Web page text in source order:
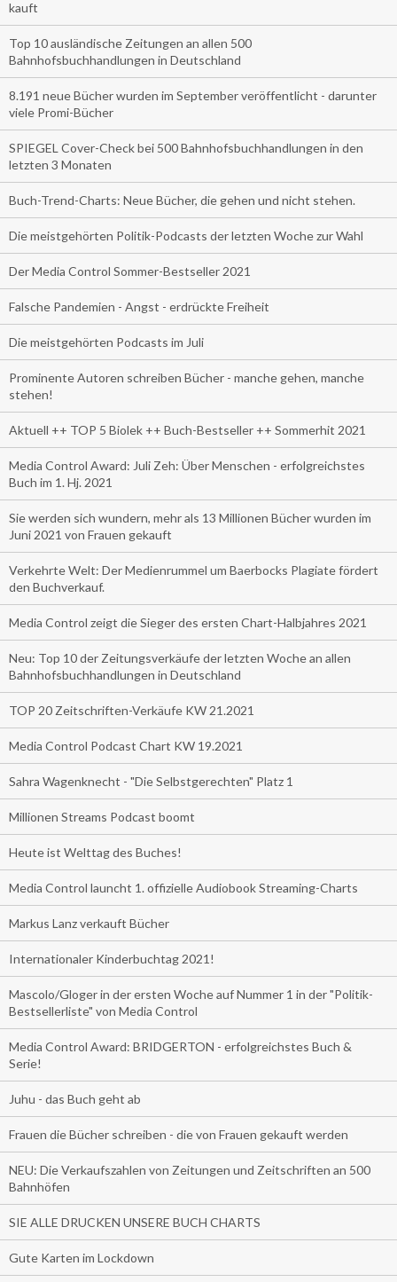
kauft
Top 10 ausländische Zeitungen an allen 500
Bahnhofsbuchhandlungen in Deutschland
8.191 neue Bücher wurden im September veröffentlicht - darunter
viele Promi-Bücher
SPIEGEL Cover-Check bei 500 Bahnhofsbuchhandlungen in den
letzten 3 Monaten
Buch-Trend-Charts: Neue Bücher, die gehen und nicht stehen.
Die meistgehörten Politik-Podcasts der letzten Woche zur Wahl
Der Media Control Sommer-Bestseller 2021
Falsche Pandemien - Angst - erdrückte Freiheit
Die meistgehörten Podcasts im Juli
Prominente Autoren schreiben Bücher - manche gehen, manche
stehen!
Aktuell ++ TOP 5 Biolek ++ Buch-Bestseller ++ Sommerhit 2021
Media Control Award: Juli Zeh: Über Menschen - erfolgreichstes
Buch im 1. Hj. 2021
Sie werden sich wundern, mehr als 13 Millionen Bücher wurden im
Juni 2021 von Frauen gekauft
Verkehrte Welt: Der Medienrummel um Baerbocks Plagiate fördert
den Buchverkauf.
Media Control zeigt die Sieger des ersten Chart-Halbjahres 2021
Neu: Top 10 der Zeitungsverkäufe der letzten Woche an allen
Bahnhofsbuchhandlungen in Deutschland
TOP 20 Zeitschriften-Verkäufe KW 21.2021
Media Control Podcast Chart KW 19.2021
Sahra Wagenknecht - "Die Selbstgerechten" Platz 1
Millionen Streams Podcast boomt
Heute ist Welttag des Buches!
Media Control launcht 1. offizielle Audiobook Streaming-Charts
Markus Lanz verkauft Bücher
Internationaler Kinderbuchtag 2021!
Mascolo/Gloger in der ersten Woche auf Nummer 1 in der "Politik-
Bestsellerliste" von Media Control
Media Control Award: BRIDGERTON - erfolgreichstes Buch &
Serie!
Juhu - das Buch geht ab
Frauen die Bücher schreiben - die von Frauen gekauft werden
NEU: Die Verkaufszahlen von Zeitungen und Zeitschriften an 500
Bahnhöfen
SIE ALLE DRUCKEN UNSERE BUCH CHARTS
Gute Karten im Lockdown